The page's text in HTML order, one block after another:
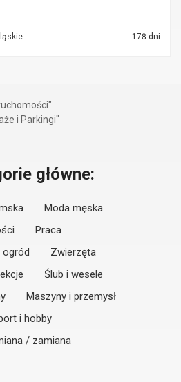
178 dni
i Parkingi"
główne:
Moda męska
Praca
ogród
Zwierzęta
Ślub i wesele
Maszyny i przemysł
i hobby
/ zamiana